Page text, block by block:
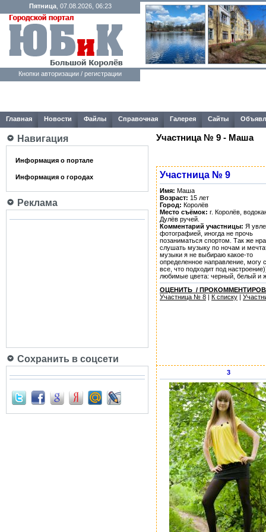
Пятница, 07.08.2026, 06:23
Кнопки авторизации / регистрации
Главная Новости Файлы Справочная Галерея Сайты
Навигация
Информация о портале
Информация о городах
Реклама
Сохранить в соцсети
Участница № 9 - Маша
Участница № 9
Имя: Маша
Возраст: 15 лет
Город: Королёв
Место съёмок: г. Королёв,
Дулёв ручей.
Комментарий участницы: Я
фотографией, иногда не прочь
позаниматься спортом. Так же
слушать музыку по ночам и
музыки я не выбираю какое-то
определенное направление, могу
все, что подходит под
любимые цвета: черный, белый и
ОЦЕНИТЬ /
Участница № 8 | К списку |
3